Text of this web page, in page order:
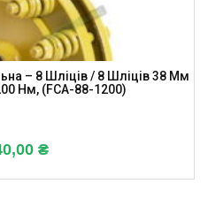
– 8 Шліців / 8 Шліців 38 Мм
Нм, (FCA-88-1200)
₴